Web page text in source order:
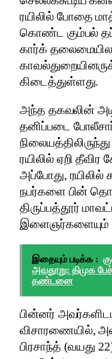
ரயிலில் போதை
கொண்ட கும்பல்
கார்க்
கிடைத்துள்ளது.
அந்த தகவலின்
தனிப்படை
ரயிலில் ஏறி
அப்போது, ரயிலில்
நபர்களை பின்
திருப்பத்தூர்
இளைஞர்களையும்
இதையும் படிக்க :
அவதூறு: திமுக
தண்டனை
பின்னர்
விசாரணையில்,
பிரசாந்த் (வயது